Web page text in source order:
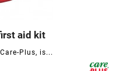
aid kit
Plus, is...
 